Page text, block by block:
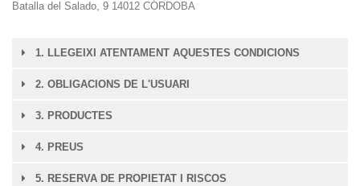
Batalla del Salado, 9 14012 CÓRDOBA
1. LLEGEIXI ATENTAMENT AQUESTES CONDICIONS
2. OBLIGACIONS DE L'USUARI
3. PRODUCTES
4. PREUS
5. RESERVA DE PROPIETAT I RISCOS